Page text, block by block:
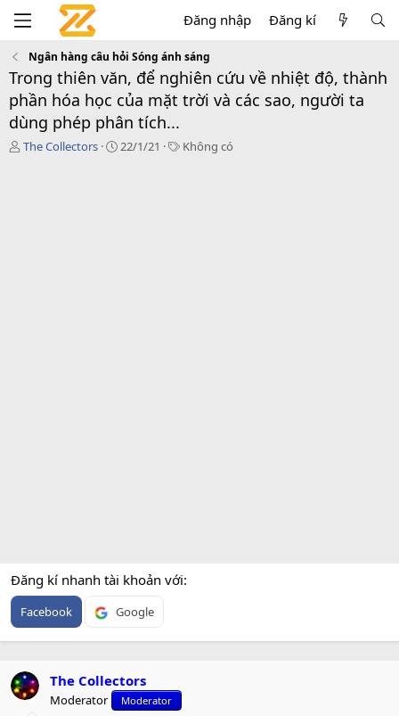
Đăng nhập Đăng kí
Ngân hàng câu hỏi Sóng ánh sáng
Trong thiên văn, để nghiên cứu về nhiệt độ, thành
phần hóa học của mặt trời và các sao, người ta
dùng phép phân tích...
T
The Collectors
C
22/1/21
T
Không có
Đăng kí nhanh tài khoản với
Facebook Google
The Collectors
Moderator Moderator